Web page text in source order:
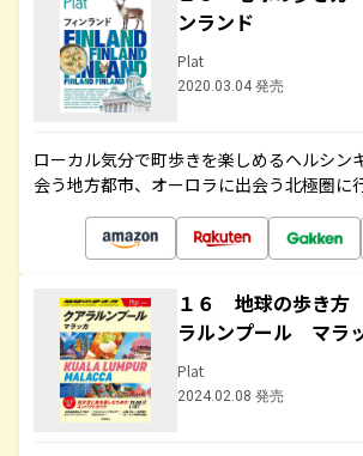
ンランド
Plat
2020.03.04 発売
ローカル気分で町歩きを楽しめるヘルシン
会う地方都市、オーロラに出会う北極圏に
１６ 地球の歩き
ラルンプール マラ
Plat
2024.02.08 発売